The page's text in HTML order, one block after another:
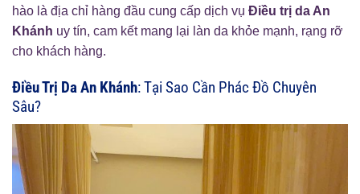
hào là địa chỉ hàng đầu cung cấp dịch vụ Điều trị da An
Khánh uy tín, cam kết mang lại làn da khỏe mạnh, rạng rỡ
cho khách hàng.
Điều Trị Da An Khánh: Tại Sao Cần Phác Đồ Chuyên
Sâu?